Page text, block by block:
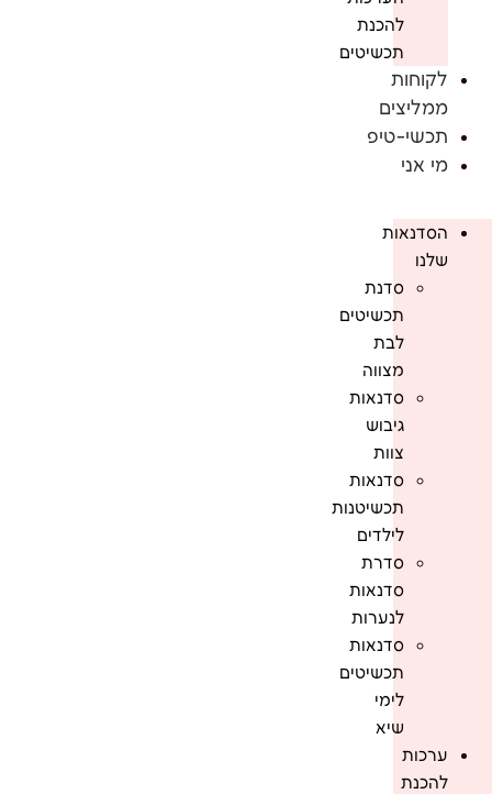
להכנת
תכשיטים
לקוחות
ממליצים
תכשי-טיפ
מי אני
הסדנאות
שלנו
סדנת
תכשיטים
לבת
מצווה
סדנאות
גיבוש
צוות
סדנאות
תכשיטנות
לילדים
סדרת
סדנאות
לנערות
סדנאות
תכשיטים
לימי
שיא
ערכות
להכנת